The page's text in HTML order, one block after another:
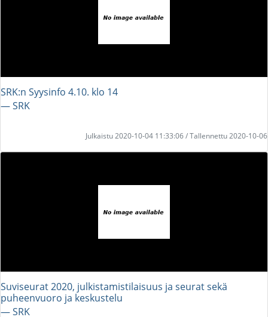
SRK:n Syysinfo 4.10. klo 14
― SRK
Julkaistu 2020-10-04 11:33:06 / Tallennettu 2020-10-06
Suviseurat 2020, julkistamistilaisuus ja seurat sekä
puheenvuoro ja keskustelu
― SRK